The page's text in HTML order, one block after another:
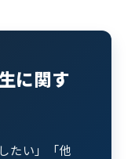
に関す
たい」「他